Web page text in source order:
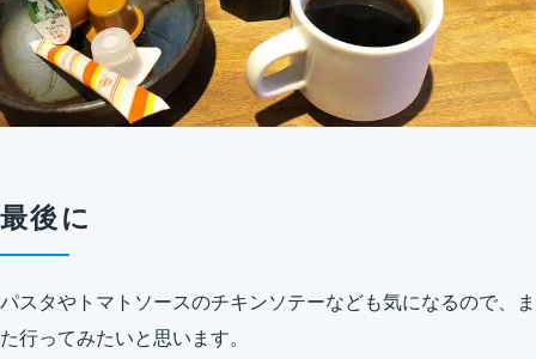
最後に
パスタやトマトソースのチキンソテーなども気になるので、ま
た行ってみたいと思います。